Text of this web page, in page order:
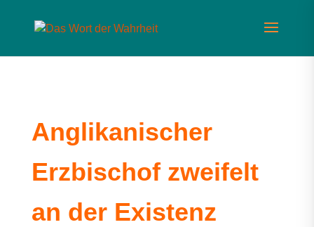
Anglikanischer
Erzbischof zweifelt
an der Existenz